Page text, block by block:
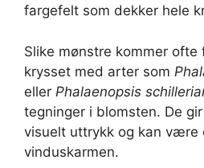
fargefelt som dekker hele
Slike mønstre kommer
krysset med arter som
eller Phalaenopsis
tegninger i blomsten. De
visuelt uttrykk og kan være
vinduskarmen.